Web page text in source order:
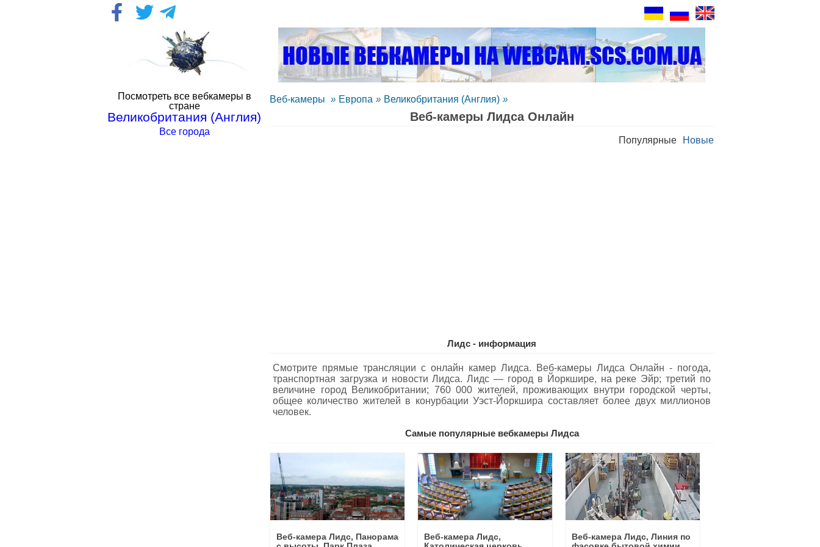
Посмотреть все вебкамеры в
стране
Великобритания (Англия)
Все города
Веб-камеры » Европа » Великобритания (Англия) »
Веб-камеры Лидса Oнлайн
Новые
Популярные
Лидс - информация
Смотрите прямые трансляции с онлайн камер Лидса. Веб-камеры Лидса Oнлайн - погода,
транспортная загрузка и новости Лидса. Лидс — город в Йоркшире, на реке Эйр; третий по
величине город Великобритании; 760 000 жителей, проживающих внутри городской черты,
общее количество жителей в конурбации Уэст-Йоркшира составляет более двух миллионов
человек.
Самые популярные вебкамеры Лидса
Веб-камера Лидс, Панорама
Веб-камера Лидс,
Веб-камера Лидс, Линия по